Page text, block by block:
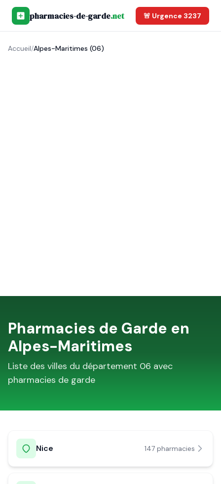
pharmacies-de-garde.net 🚨 Urgence 3237
Accueil/Alpes-Maritimes (06)
Pharmacies de Garde en
Alpes-Maritimes
Liste des villes du département 06 avec
pharmacies de garde
Nice 147 pharmacies